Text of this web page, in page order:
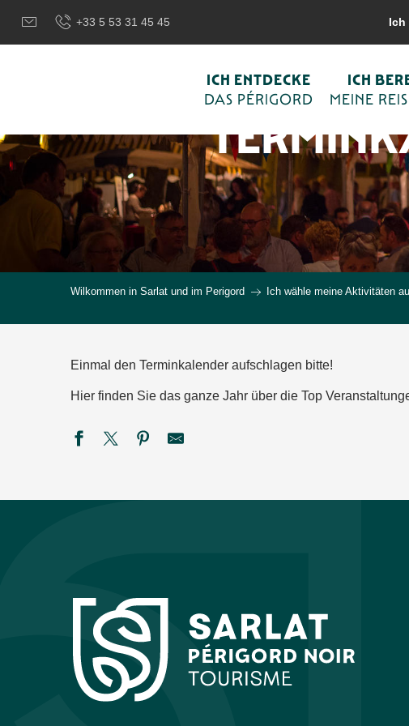
contenu
+33 5 53 31 45 45 Ich
ICH ENTDECKE
DAS PÉRIGORD
ICH
MEINE
Wilkommen in Sarlat und im Perigord Ich wähle meine Aktivitäten
Einmal den Terminkalender aufschlagen bitte!
Hier finden Sie das ganze Jahr über die Top
Marché gourmand nocturne aux Eyzies
Black magic Band
Marché gourmand à Campagne
Festival rêve en Vézère
Été Actif : Pack raft
Atelier bracelet porte-bonheur
Marché artisanal en nocturne au Bugue